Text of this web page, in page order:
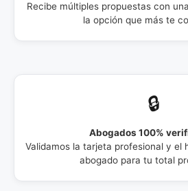
Recibe múltiples propuestas con
la opción que más te
🔒
Abogados 100%
Validamos la tarjeta profesional y el
abogado para tu total